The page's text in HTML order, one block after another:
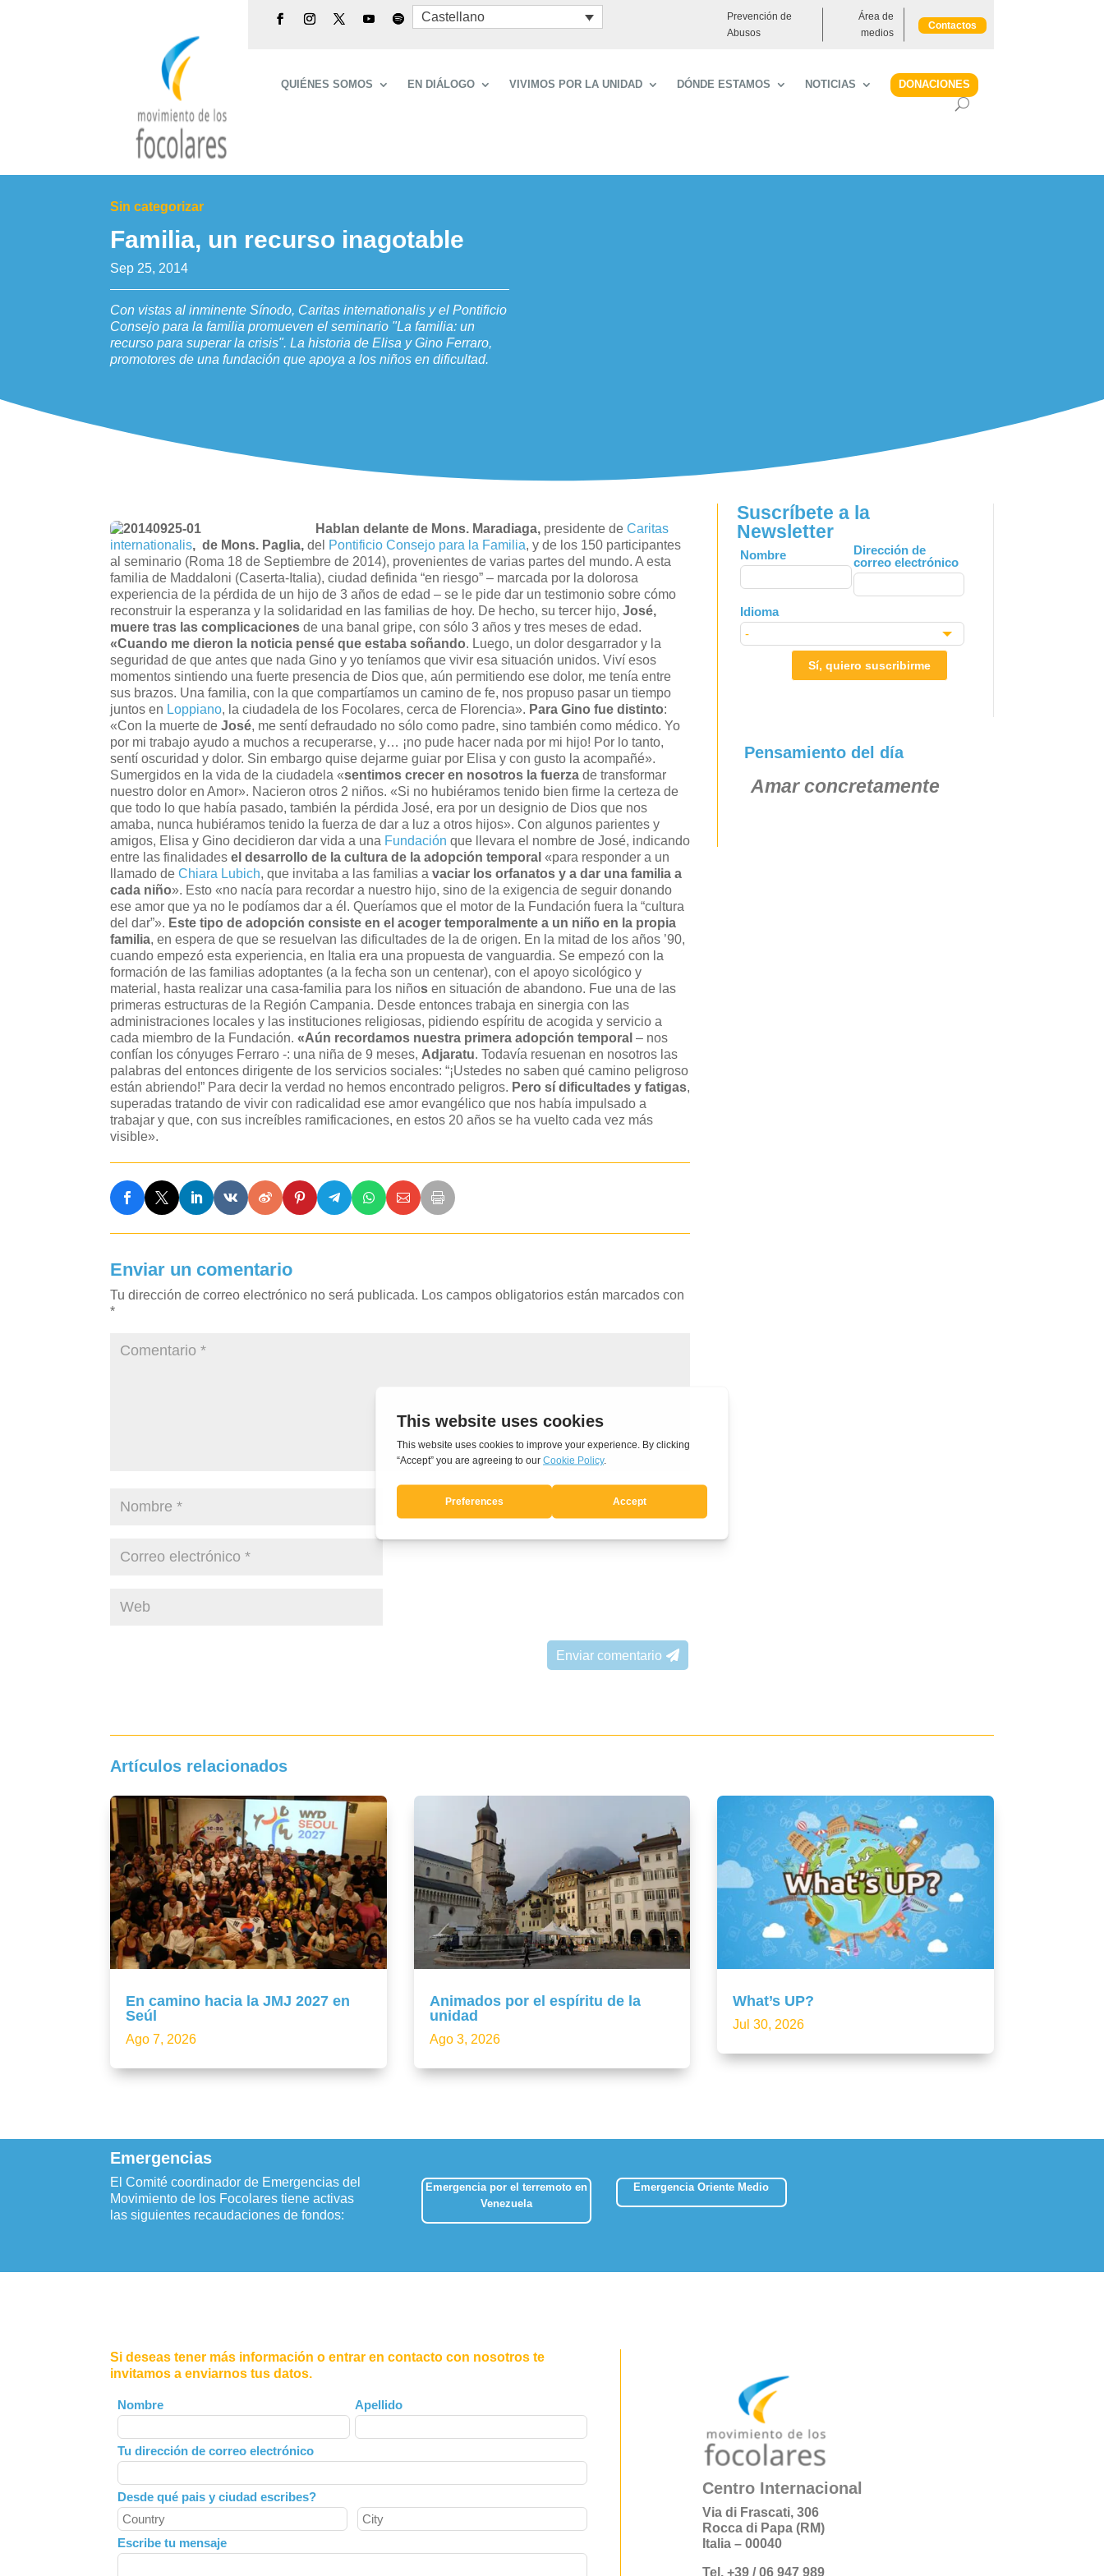
Castellano
Prevención de
Abusos
Área de
medios
Contactos
QUIÉNES SOMOS EN DIÁLOGO VIVIMOS POR LA UNIDAD DÓNDE ESTAMOS NOTICIAS DONACIONES
Sin categorizar
Familia, un recurso inagotable
Sep 25, 2014
Con vistas al inminente Sínodo, Caritas internationalis y el Pontificio
Consejo para la familia promueven el seminario "La familia: un
recurso para superar la crisis". La historia de Elisa y Gino Ferraro,
promotores de una fundación que apoya a los niños en dificultad.
Hablan delante de Mons. Maradiaga, presidente deCaritas
internationalis, de Mons. Paglia, del Pontificio Consejo para la Familia, y de los 150 participantes
al seminario (Roma 18 de Septiembre de 2014), provenientes de varias partes del mundo. A esta
familia de Maddaloni (Caserta-Italia), ciudad definida “en riesgo” – marcada por la dolorosa
experiencia de la pérdida de un hijo de 3 años de edad – se le pide dar un testimonio sobre cómo
reconstruir la esperanza y la solidaridad en las familias de hoy. De hecho, su tercer hijo,José,
muere tras las complicaciones de una banal gripe, con sólo 3 años y tres meses de edad.
«Cuando me dieron la noticia pensé que estaba soñando. Luego, un dolor desgarrador y la
seguridad de que antes que nada Gino y yo teníamos que vivir esa situación unidos. Viví esos
momentos sintiendo una fuerte presencia de Dios que, aún permitiendo ese dolor, me tenía entre
sus brazos. Una familia, con la que compartíamos un camino de fe, nos propuso pasar un tiempo
juntos en Loppiano, la ciudadela de los Focolares, cerca de Florencia». Para Gino fue distinto:
«Con la muerte deJosé, me sentí defraudado no sólo como padre, sino también como médico. Yo
por mi trabajo ayudo a muchos a recuperarse, y… ¡no pude hacer nada por mi hijo! Por lo tanto,
sentí oscuridad y dolor. Sin embargo quise dejarme guiar por Elisa y con gusto la acompañé».
Sumergidos en la vida de la ciudadela «sentimos crecer en nosotros la fuerza de transformar
nuestro dolor en Amor». Nacieron otros 2 niños. «Si no hubiéramos tenido bien firme la certeza de
que todo lo que había pasado, también la pérdida José, era por un designio de Dios que nos
amaba, nunca hubiéramos tenido la fuerza de dar a luz a otros hijos». Con algunos parientes y
amigos, Elisa y Gino decidieron dar vida a una Fundación que llevara el nombre de José, indicando
entre las finalidadesel desarrollo de la cultura de la adopción temporal«para responder a un
llamado deChiara Lubich, que invitaba a las familias avaciar los orfanatos y a dar una familia a
cada niño». Esto «no nacía para recordar a nuestro hijo, sino de la exigencia de seguir donando
ese amor que ya no le podíamos dar a él. Queríamos que el motor de la Fundación fuera la “cultura
del dar”». Este tipo de adopción consiste en el acoger temporalmente a un niño en la propia
familia, en espera de que se resuelvan las dificultades de la de origen. En la mitad de los años ’90,
cuando empezó esta experiencia, en Italia era una propuesta de vanguardia. Se empezó con la
formación de las familias adoptantes (a la fecha son un centenar), con el apoyo sicológico y
material, hasta realizar una casa-familia para los niños en situación de abandono. Fue una de las
primeras estructuras de la Región Campania. Desde entonces trabaja en sinergia con las
administraciones locales y las instituciones religiosas, pidiendo espíritu de acogida y servicio a
cada miembro de la Fundación.«Aún recordamos nuestra primera adopción temporal– nos
confían los cónyuges Ferraro -: una niña de 9 meses, Adjaratu. Todavía resuenan en nosotros las
palabras del entonces dirigente de los servicios sociales: “¡Ustedes no saben qué camino peligroso
están abriendo!” Para decir la verdad no hemos encontrado peligros. Pero sí dificultades y fatigas,
superadas tratando de vivir con radicalidad ese amor evangélico que nos había impulsado a
trabajar y que, con sus increíbles ramificaciones, en estos 20 años se ha vuelto cada vez más
visible».
Enviar un comentario
Tu dirección de correo electrónico no será publicada. Los campos obligatorios están marcados con
*
Enviar comentario
Suscríbete a la
Newsletter
Leave
this
field
blank
Nombre
Dirección de
correo electrónico
Idioma
Sí, quiero suscribirme
Pensamiento del día
Amar concretamente
Artículos relacionados
En camino hacia la JMJ 2027 en
Seúl
Ago 7, 2026
Animados por el espíritu de la
unidad
Ago 3, 2026
What’s UP?
Jul 30, 2026
Emergencias
El Comité coordinador de Emergencias del
Movimiento de los Focolares tiene activas
las siguientes recaudaciones de fondos:
Emergencia por el terremoto en
Venezuela
Emergencia Oriente Medio
Si deseas tener más información o entrar en contacto con nosotros te
invitamos a enviarnos tus datos.
Leave
this
field
blank
Nombre Apellido
Tu dirección de correo electrónico
Desde qué pais y ciudad escribes?
Escribe tu mensaje
Centro Internacional
Via di Frascati, 306
Rocca di Papa (RM)
Italia – 00040
Tel. +39 / 06 947 989